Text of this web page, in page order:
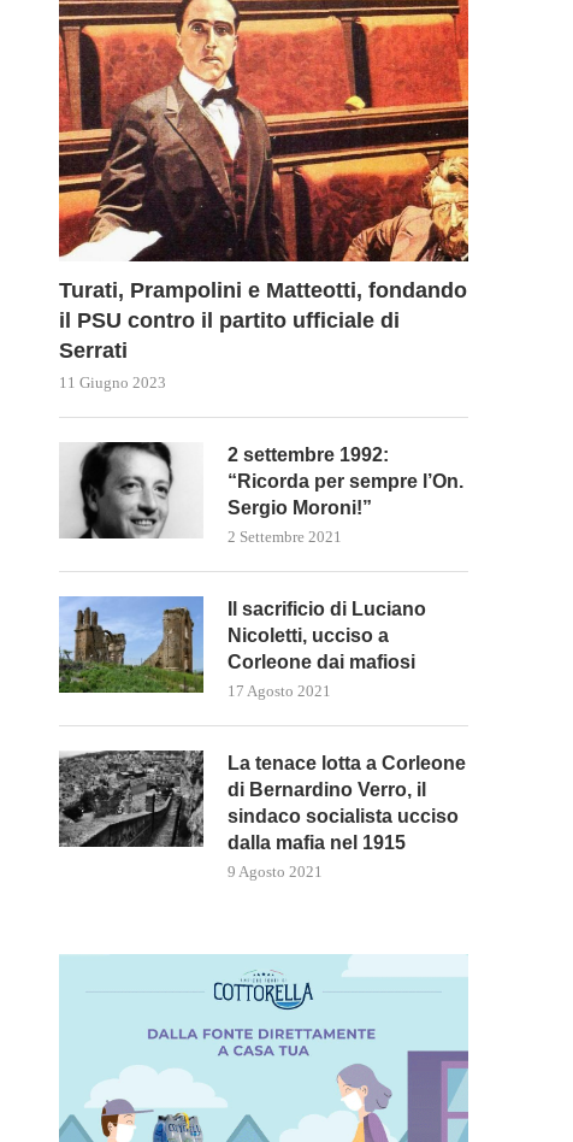
Turati, Prampolini e Matteotti, fondando
il PSU contro il partito ufficiale di
Serrati
11 Giugno 2023
2 settembre 1992:
“Ricorda per sempre l’On.
Sergio Moroni!”
2 Settembre 2021
Il sacrificio di Luciano
Nicoletti, ucciso a
Corleone dai mafiosi
17 Agosto 2021
La tenace lotta a Corleone
di Bernardino Verro, il
sindaco socialista ucciso
dalla mafia nel 1915
9 Agosto 2021